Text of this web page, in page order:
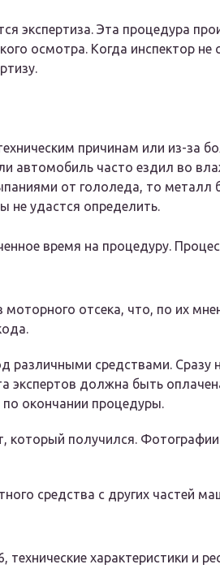
экспертиза. Эта процедура
осмотра. Когда инспектор не
причинам или из-за
автомобиль часто ездил во
от гололеда, то металл
не удастся определить.
время на процедуру.
моторного отсека, что, по их
различными средствами. Сразу
экспертов должна быть
окончании процедуры.
который получился.
средства с других частей
характеристики и